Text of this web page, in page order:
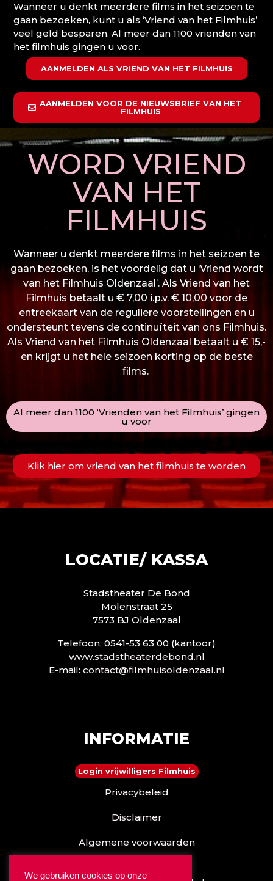
Wanneer u denkt meerdere films in het seizoen te
gaan bezoeken, kunt u als ‘Vriend van het Filmhuis’
veel geld besparen. Al meer dan 1100 vrienden van
het filmhuis gingen u voor.
AANMELDEN ALS VRIEND VAN HET FILMHUIS
AANMELDEN VOOR DE NIEUWSBRIEF VAN HET
FILMHUIS
WORD VRIEND
VAN HET
FILMHUIS
Wanneer u denkt meerdere films in het seizoen te
gaan bezoeken, is het voordelig dat u ‘Vriend wordt
van het Filmhuis Oldenzaal’. Als Vriend van het
Filmhuis betaalt u € 7,00 i.p.v. € 10,00 voor de
entreekaart van de reguliere voorstellingen en u
ondersteunt tevens de continuïteit van ons Filmhuis.
Als Vriend van het Filmhuis Oldenzaal betaalt u € 15,-
en krijgt u het hele seizoen korting op de beste
films.
Al meer dan 1100 ‘Vrienden van het Filmhuis’ gingen
u voor
Klik hier om vriend van het filmhuis te worden
LOCATIE/ KASSA
Stadstheater De Bond
Molenstraat 25
7573 BJ Oldenzaal
Telefoon: 0541-53 63 00 (kantoor)
www.stadstheaterdebond.nl
E-mail: contact@filmhuisoldenzaal.nl
INFORMATIE
Login vrijwilligers Filmhuis
Privacybeleid
Disclaimer
Algemene voorwaarden
We gebruiken cookies op onze